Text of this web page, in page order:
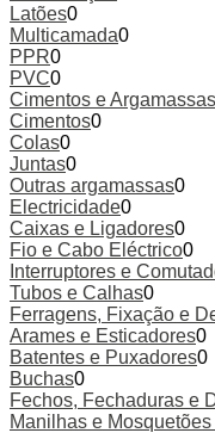
Latões0
Multicamada0
PPR0
PVC0
Cimentos e Argamassas
Cimentos0
Colas0
Juntas0
Outras argamassas0
Electricidade0
Caixas e Ligadores0
Fio e Cabo Eléctrico0
Interruptores e
Tubos e Calhas0
Ferragens, Fixação e
Arames e Esticadores0
Batentes e Puxadores0
Buchas0
Fechos, Fechaduras e
Manilhas e